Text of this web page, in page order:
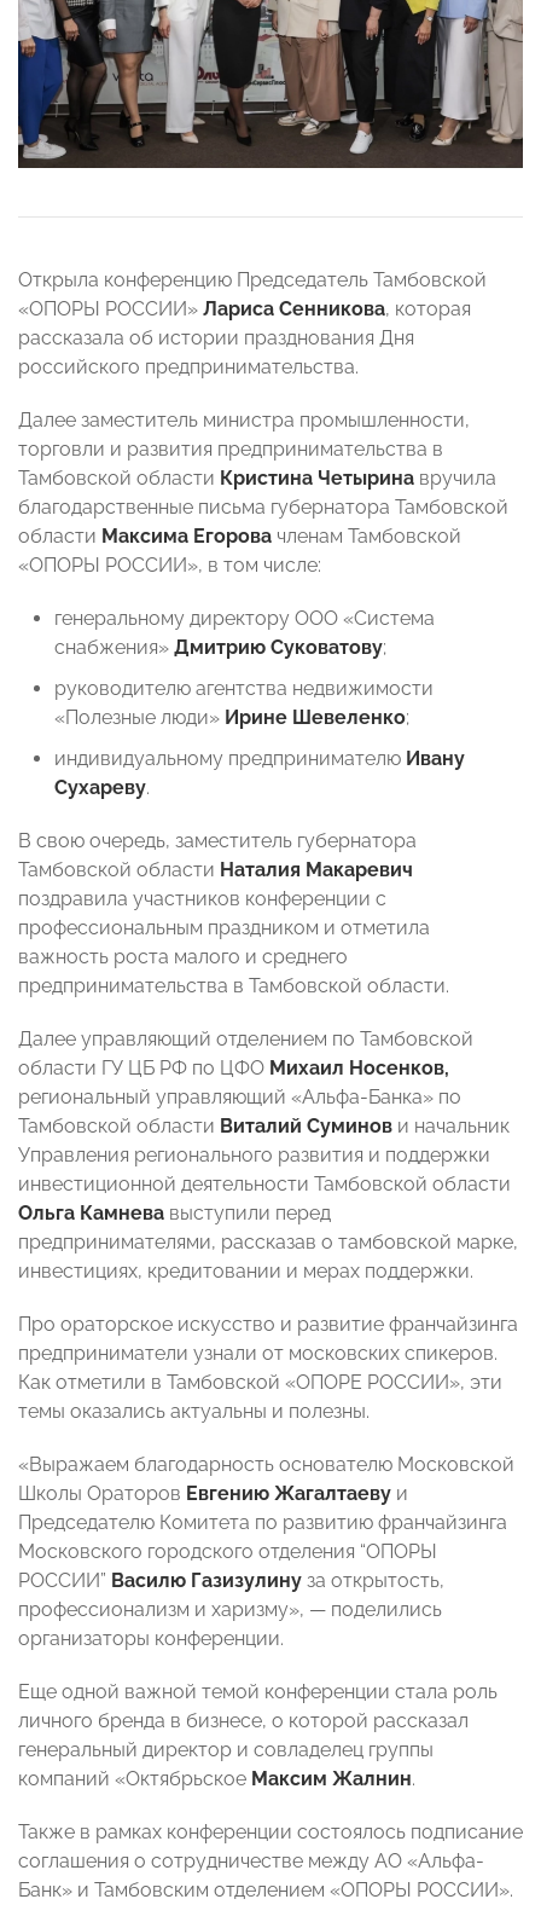
Открыла конференцию Председатель Тамбовской
«ОПОРЫ РОССИИ» Лариса Сенникова, которая
рассказала об истории празднования Дня
российского предпринимательства.
Далее заместитель министра промышленности,
торговли и развития предпринимательства в
Тамбовской области Кристина Четырина вручила
благодарственные письма губернатора Тамбовской
области Максима Егорова членам Тамбовской
«ОПОРЫ РОССИИ», в том числе:
генеральному директору ООО «Система
снабжения» Дмитрию Суковатову;
руководителю агентства недвижимости
«Полезные люди» Ирине Шевеленко;
индивидуальному предпринимателю Ивану
Сухареву.
В свою очередь, заместитель губернатора
Тамбовской области Наталия Макаревич
поздравила участников конференции с
профессиональным праздником и отметила
важность роста малого и среднего
предпринимательства в Тамбовской области.
Далее управляющий отделением по Тамбовской
области ГУ ЦБ РФ по ЦФО Михаил Носенков,
региональный управляющий «Альфа-Банка» по
Тамбовской области Виталий Суминов и начальник
Управления регионального развития и поддержки
инвестиционной деятельности Тамбовской области
Ольга Камнева выступили перед
предпринимателями, рассказав о тамбовской марке,
инвестициях, кредитовании и мерах поддержки.
Про ораторское искусство и развитие франчайзинга
предприниматели узнали от московских спикеров.
Как отметили в Тамбовской «ОПОРЕ РОССИИ», эти
темы оказались актуальны и полезны.
«Выражаем благодарность основателю Московской
Школы Ораторов Евгению Жагалтаеву и
Председателю Комитета по развитию франчайзинга
Московского городского отделения “ОПОРЫ
РОССИИ” Василю Газизулину за открытость,
профессионализм и харизму», — поделились
организаторы конференции.
Еще одной важной темой конференции стала роль
личного бренда в бизнесе, о которой рассказал
генеральный директор и совладелец группы
компаний «Октябрьское Максим Жалнин.
Также в рамках конференции состоялось подписание
соглашения о сотрудничестве между АО «Альфа-
Банк» и Тамбовским отделением «ОПОРЫ РОССИИ».